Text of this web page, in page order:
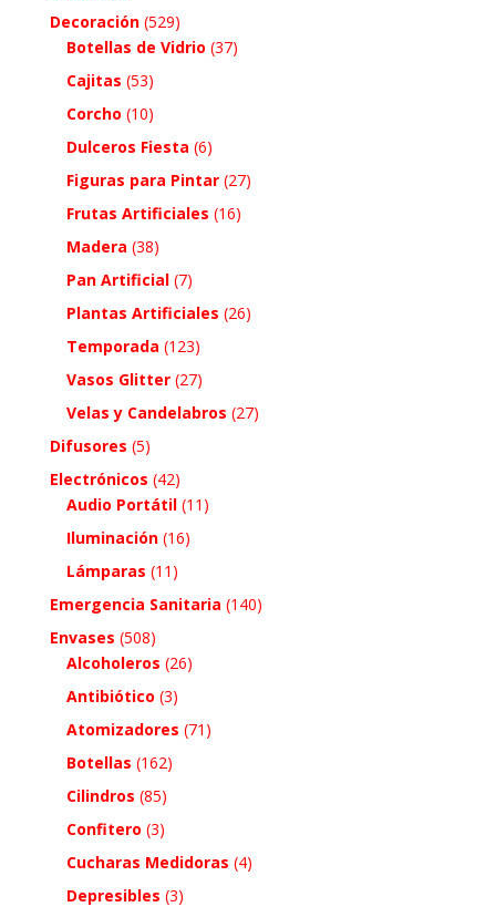
Decoración (529)
Botellas de Vidrio (37)
Cajitas (53)
Corcho (10)
Dulceros Fiesta (6)
Figuras para Pintar (27)
Frutas Artificiales (16)
Madera (38)
Pan Artificial (7)
Plantas Artificiales (26)
Temporada (123)
Vasos Glitter (27)
Velas y Candelabros (27)
Difusores (5)
Electrónicos (42)
Audio Portátil (11)
Iluminación (16)
Lámparas (11)
Emergencia Sanitaria (140)
Envases (508)
Alcoholeros (26)
Antibiótico (3)
Atomizadores (71)
Botellas (162)
Cilindros (85)
Confitero (3)
Cucharas Medidoras (4)
Depresibles (3)